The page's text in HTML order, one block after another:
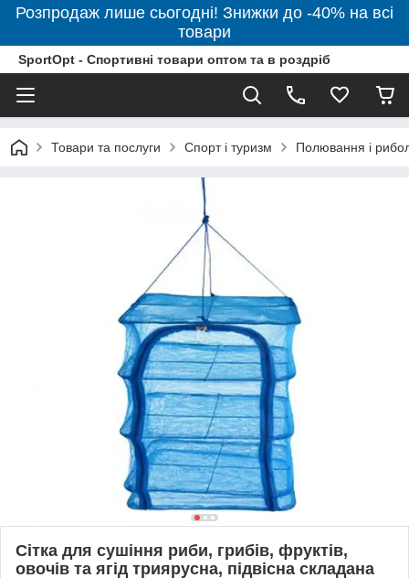
Розпродаж лише сьогодні! Знижки до -40% на всі
товари
SportOpt - Спортивні товари оптом та в роздріб
Товари та послуги Спорт і туризм Полювання і
Сітка для сушіння риби, грибів, фруктів,
овочів та ягід триярусна, підвісна складана